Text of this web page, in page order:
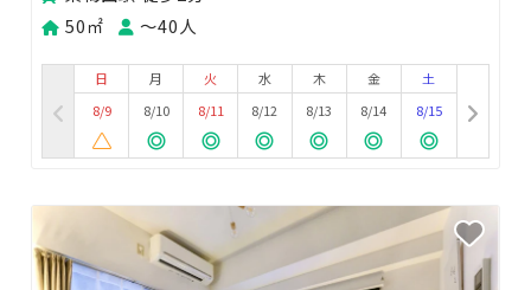
50㎡
〜40人
日
8/9
月
8/10
火
8/11
水
8/12
木
8/13
金
8/14
土
8/15